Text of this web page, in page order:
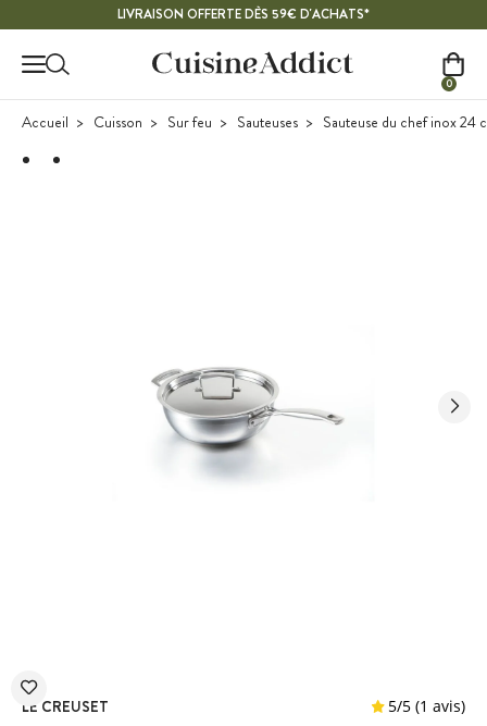
LIVRAISON OFFERTE DÈS 59€ D'ACHATS*
0
Accueil Cuisson Sur feu Sauteuses Sauteuse du chef inox 24
LE CREUSET